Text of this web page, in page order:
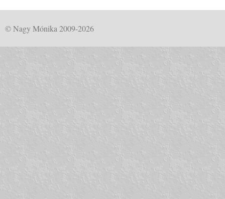
© Nagy Mónika 2009-2026